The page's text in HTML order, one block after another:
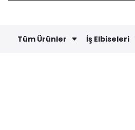
Tüm Ürünler İş Elbiseleri